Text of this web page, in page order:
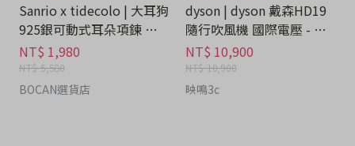
Sanrio x tidecolo | 大耳狗
925銀可動式耳朵項鍊 禮
盒 - 流行潮牌分期
NT$ 1,980
NT$ 5,580
BOCAN選貨店
dyson | dyson 戴森HD19
隨行吹風機 國際電壓 - 家
電分期
NT$ 10,900
NT$ 10,900
映鳴3c